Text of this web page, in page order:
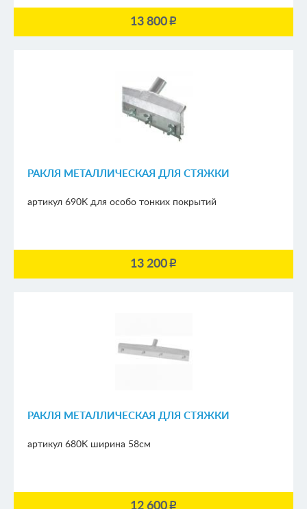
13 800p
РАКЛЯ МЕТАЛЛИЧЕСКАЯ ДЛЯ СТЯЖКИ
артикул 690K для особо тонких покрытий
13 200p
РАКЛЯ МЕТАЛЛИЧЕСКАЯ ДЛЯ СТЯЖКИ
артикул 680K ширина 58см
12 600